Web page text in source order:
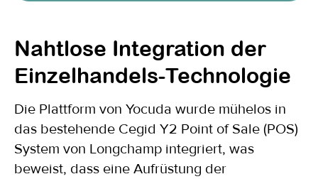
Nahtlose Integration der
Einzelhandels-Technologie
Die Plattform von Yocuda wurde mühelos in
das bestehende Cegid Y2 Point of Sale (POS)
System von Longchamp integriert, was
beweist, dass eine Aufrüstung der